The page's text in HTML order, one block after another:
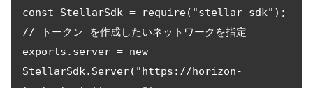
const StellarSdk = require("stellar-sdk");
// トークン を作成したいネットワークを指定
exports.server = new
StellarSdk.Server("https://horizon-